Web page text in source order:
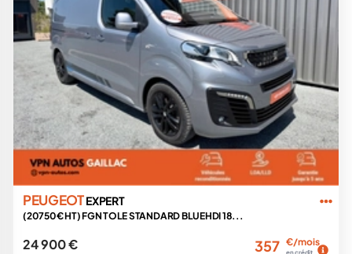
PEUGEOTEXPERT
(20750€ HT) FGN TOLE STANDARD BLUEHDI 18...
24 900 € 357 €/mois
en crédit